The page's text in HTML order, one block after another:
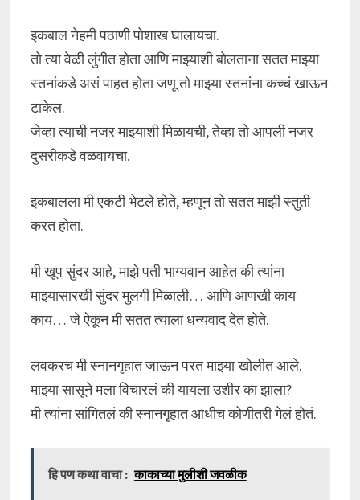
इकबाल नेहमी पठाणी पोशाख घालायचा.
तो त्या वेळी लुंगीत होता आणि माझ्याशी बोलताना सतत माझ्या
स्तनांकडे असं पाहत होता जणू तो माझ्या स्तनांना कच्चं खाऊन
टाकेल.
जेव्हा त्याची नजर माझ्याशी मिळायची, तेव्हा तो आपली नजर
दुसरीकडे वळवायचा.
इकबालला मी एकटी भेटले होते, म्हणून तो सतत माझी स्तुती
करत होता.
मी खूप सुंदर आहे, माझे पती भाग्यवान आहेत की त्यांना
माझ्यासारखी सुंदर मुलगी मिळाली… आणि आणखी काय
काय… जे ऐकून मी सतत त्याला धन्यवाद देत होते.
लवकरच मी स्नानगृहात जाऊन परत माझ्या खोलीत आले.
माझ्या सासूने मला विचारलं की यायला उशीर का झाला?
मी त्यांना सांगितलं की स्नानगृहात आधीच कोणीतरी गेलं होतं.
हि पण कथा वाचा : काकाच्या मुलीशी जवळीक